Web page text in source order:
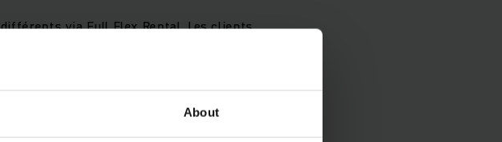
About
via Full Flex Rental. Les clients
en entrepôt peuvent ainsi
Rental.